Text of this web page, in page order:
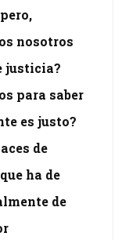
nosotros
justicia?
para saber
es justo?
de
ha de
de